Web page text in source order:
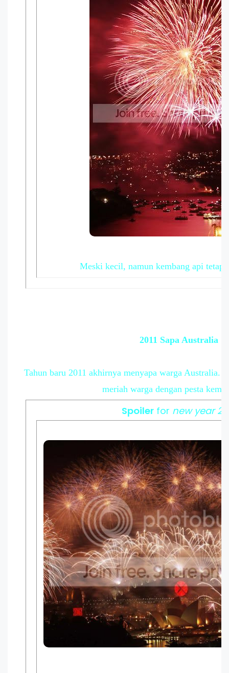
Meski kecil, namun kembang api tetap
2011 Sapa Australia
Tahun baru 2011 akhirnya menyapa warga Australia.
meriah warga dengan pesta
Spoiler for new year